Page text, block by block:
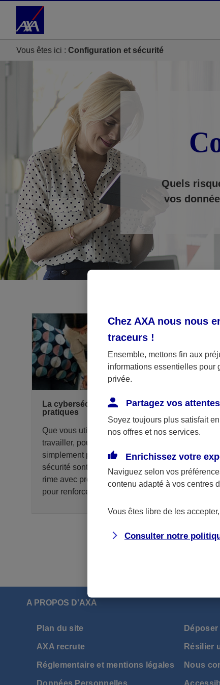
Accéder au Contenu
Vous êtes ici : Configuration et sécurité
Quels
vos
La cybersécurité prévention et bonnes
pratiques
Que vous utilisiez votre ordinateur pour
travailler, pour surfer sur Internet ou tout
simplement pour vous divertir, les questions de
sécurité sont essentielles. Parce que protection
rime avec prévention, voici quelques conseils
pour renforcer la sécurité de votre ordinateur.
A PROPOS D'AXA
Plan du site
AXA recrute Résilier
Réglementaire et mentions légales Nous
Données Personnelles
Chez AXA nous nous
traceurs !
Ensemble, mettons fin aux
informations essentielles pour
privée.
Partagez vos attentes
Soyez toujours plus satisfait
nos offres et nos services.
Enrichissez votre
Naviguez selon vos
contenu adapté à vos centres
Vous êtes libre de les
Consulter notre